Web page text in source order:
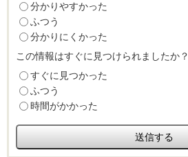
分かりやすかった
ふつう
分かりにくかった
この情報はすぐに見つけられましたか？
すぐに見つかった
ふつう
時間がかかった